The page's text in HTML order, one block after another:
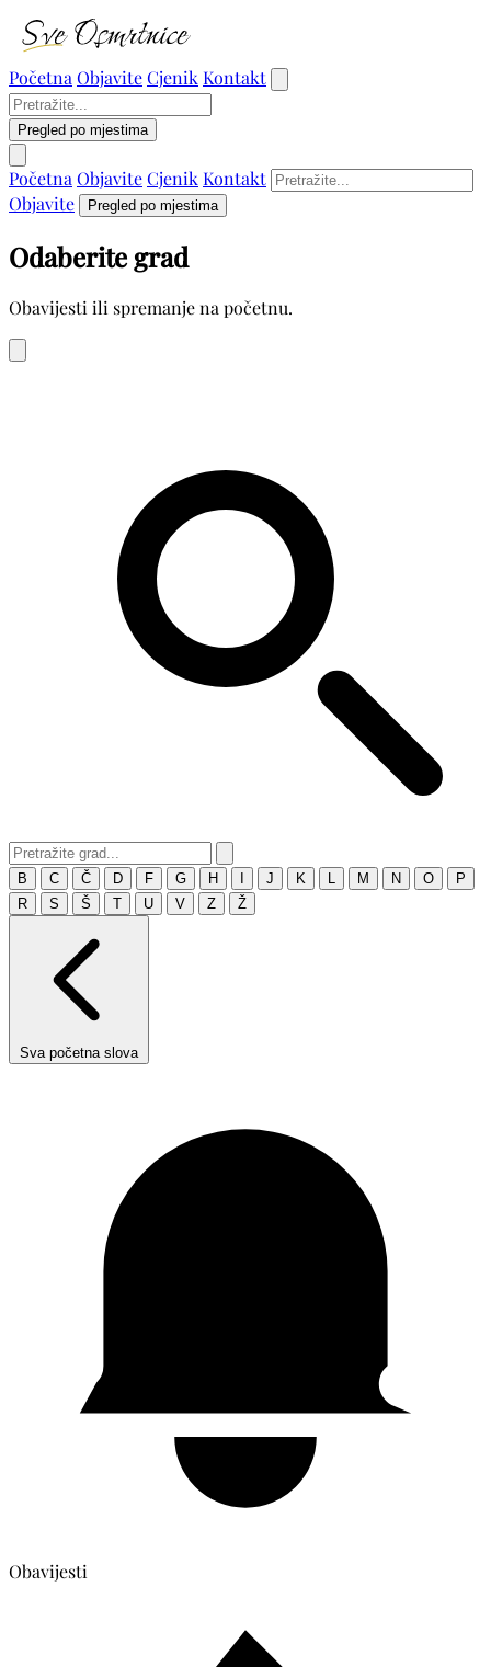
Početna ObjaviteCjenik Kontakt
Pregled po mjestima
Početna ObjaviteCjenik Kontakt
Objavite
Pregled po mjestima
Odaberite grad
Obavijesti ili spremanje na početnu.
B C Č D F G H J K M N O
P
R
S Š T U V Z Ž
Sva početna slova
Obavijesti